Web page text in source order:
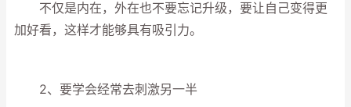
不仅是内在，外在也不要忘记升级，要让自己变得更
加好看，这样才能够具有吸引力。
2、要学会经常去刺激另一半